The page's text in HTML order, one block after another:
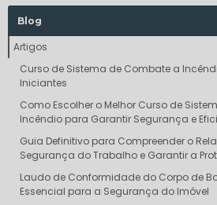
Blog
Artigos
Curso de Sistema de Combate a
Iniciantes
Como Escolher o Melhor Curso de
Incêndio para Garantir Segurança e
Guia Definitivo para Compreender o
Segurança do Trabalho e Garantir a
Laudo de Conformidade do Corpo de
Essencial para a Segurança do Imóvel